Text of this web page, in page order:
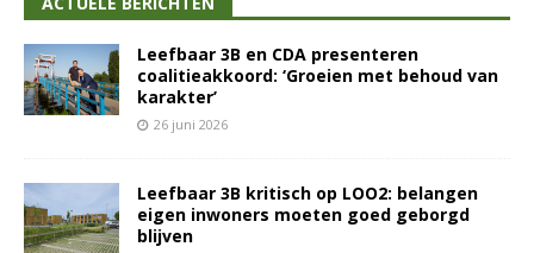
Leefbaar 3B en CDA presenteren
coalitieakkoord: ‘Groeien met behoud van
karakter’
26 juni 2026
Leefbaar 3B kritisch op LOO2: belangen
eigen inwoners moeten goed geborgd
blijven